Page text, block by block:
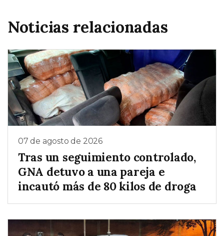
Noticias relacionadas
07 de agosto de 2026
Tras un seguimiento controlado,
GNA detuvo a una pareja e
incautó más de 80 kilos de droga